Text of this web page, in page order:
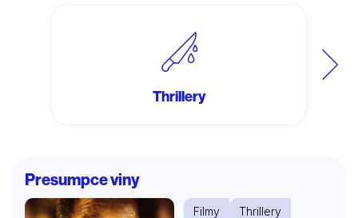
Další
Thrillery
Presumpce viny
Filmy
Thrillery